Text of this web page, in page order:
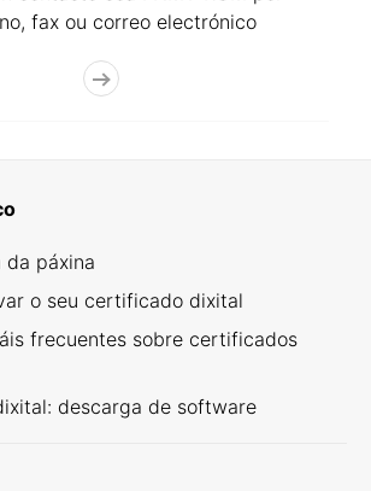
fax ou correo electrónico
da páxina
o seu certificado dixital
frecuentes sobre certificados
descarga de software